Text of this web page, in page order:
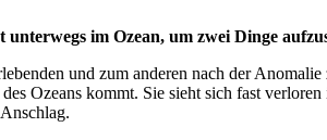
im Ozean, um zwei Dinge
und zum anderen nach der
Ozeans kommt. Sie sieht sich fast